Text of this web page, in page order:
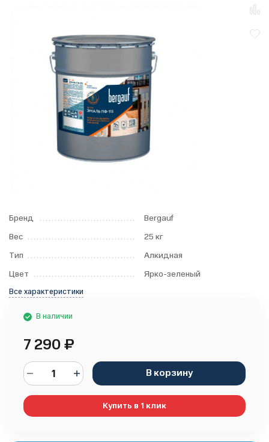
Бренд
Bergauf
Вес
25 кг
Тип
Алкидная
Цвет
Ярко-зеленый
Все характеристики
В наличии
7 290₽
В корзину
Купить в 1 клик